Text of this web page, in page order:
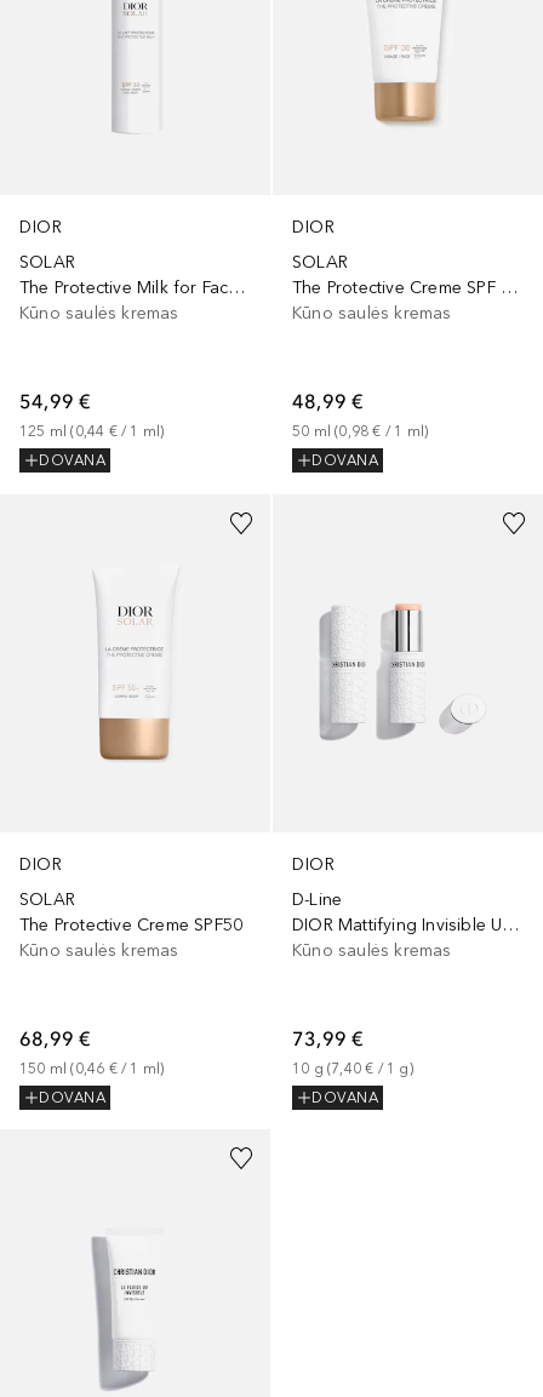
DIOR
SOLAR
The Protective Milk for Face and Body SPF30
Kūno saulės kremas
54,99 €
125 ml (0,44 € / 1 ml)
DOVANA
DIOR
SOLAR
The Protective Creme SPF 30 Sunscreen for Face
Kūno saulės kremas
48,99 €
50 ml (0,98 € / 1 ml)
DOVANA
DIOR
SOLAR
The Protective Creme SPF50
Kūno saulės kremas
68,99 €
150 ml (0,46 € / 1 ml)
DOVANA
DIOR
D-Line
DIOR Mattifying Invisible UV Stick SPF 50 PA++++
Kūno saulės kremas
73,99 €
10 g (7,40 € / 1 g)
DOVANA